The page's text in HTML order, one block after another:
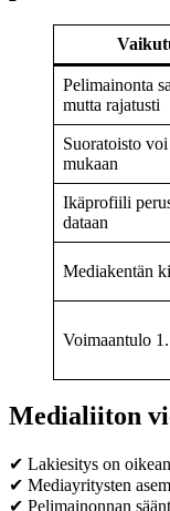
Pelimainonta
mutta rajatusti
Suoratoisto
mukaan
Ikäprofiili
dataan
Mediakentän
Voimaantulo
Medialiiton
✔ Lakiesitys on
✔ Mediayritysten
✔ Pelimainonnan